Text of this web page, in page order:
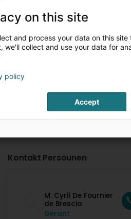
Kontakt Persounen
M. Cyril De Fournier
de Brescia
Gérant
on this site
and process your data on this
we'll collect and use your data for
policy
Accept